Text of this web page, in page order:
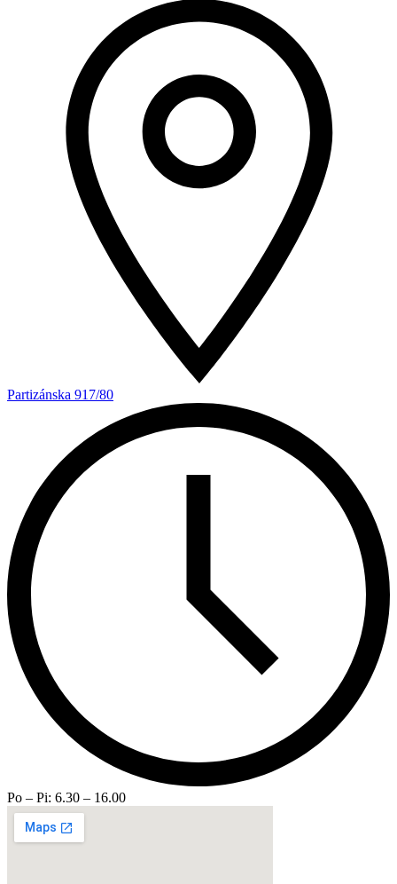
Partizánska 917/80
Po – Pi: 6.30 – 16.00